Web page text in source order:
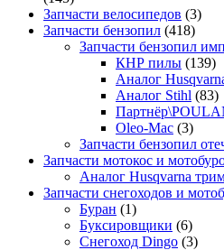
Запчасти велосипедов (3)
Запчасти бензопил (418)
Запчасти бензопил
КНР пилы (139)
Аналог
Аналог Stihl (83)
Oleo-Mac (3)
Запчасти бензопил
Запчасти мотокос и
Аналог Husqvarna
Запчасти снегоходов и
Буран (1)
Буксировщики (6)
Снегоход Dingo (3)